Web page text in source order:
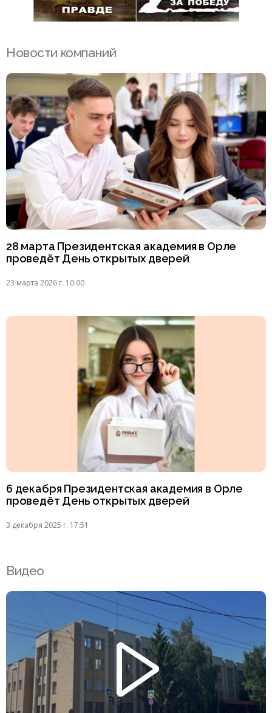
Новости компаний
28 марта Президентская академия в Орле
проведёт День открытых дверей
23 марта 2026 г. 10:00
6 декабря Президентская академия в Орле
проведёт День открытых дверей
3 декабря 2025 г. 17:51
Видео